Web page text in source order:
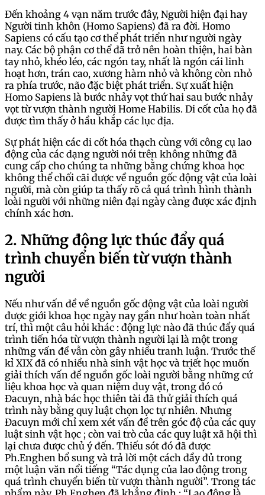
Đến khoảng 4 vạn năm trước đây, Người hiện đại hay
Người tinh khôn (Homo Sapiens) đã ra đời. Homo
Sapiens có cấu tạo cơ thể phát triển như người ngày
nay. Các bộ phận cơ thể đã trở nên hoàn thiện, hai bàn
tay nhỏ, khéo léo, các ngón tay, nhất là ngón cái linh
hoạt hơn, trán cao, xương hàm nhỏ và không còn nhỏ
ra phía trước, não đặc biệt phát triển. Sự xuất hiện
Homo Sapiens là bước nhảy vọt thứ hai sau bước nhảy
vọt từ vượn thành người Home Habilis. Di cốt của họ đã
được tìm thấy ở hầu khắp các lục địa.
Sự phát hiện các di cốt hóa thạch cùng với công cụ lao
động của các dạng người nói trên không những đã
cung cấp cho chúng ta những bằng chứng khoa học
không thể chối cãi được về nguồn gốc động vật của loài
người, mà còn giúp ta thấy rõ cả quá trình hình thành
loài người với những niên đại ngày càng được xác định
chính xác hơn.
2. Những động lực thúc đẩy quá
trình chuyển biến từ vượn thành
người
Nếu như vấn đề về nguồn gốc động vật của loài người
được giới khoa học ngày nay gần như hoàn toàn nhất
trí, thì một câu hỏi khác : động lực nào đã thúc đẩy quá
trình tiến hóa từ vượn thành người lại là một trong
những vấn đề vẫn còn gây nhiều tranh luận. Trước thế
kỉ XIX đã có nhiều nhà sinh vật học và triết học muốn
giải thích vấn đề nguồn gốc loài người bằng những cứ
liệu khoa học và quan niệm duy vật, trong đó có
Đacuyn, nhà bác học thiên tài đã thử giải thích quá
trình này bằng quy luật chọn lọc tự nhiên. Nhưng
Đacuyn mới chỉ xem xét vấn đề trên góc độ của các quy
luật sinh vật học ; còn vai trò của các quy luật xã hội thì
lại chưa được chủ ý đến. Thiếu sót đó đã được
Ph.Enghen bổ sung và trả lời một cách đầy đủ trong
một luận văn nổi tiếng “Tác dụng của lao động trong
quá trình chuyển biến từ vượn thành người”. Trong tác